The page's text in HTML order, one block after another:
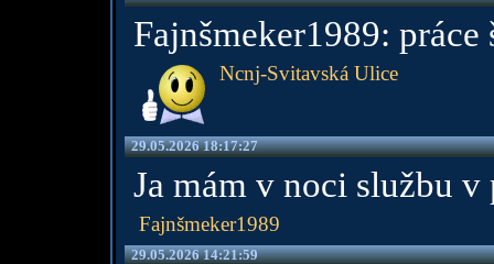
Fajnšmeker1989: práce
Ncnj-Svitavská Ulice
29.05.2026 18:17:27
Ja mám v noci službu v
Fajnšmeker1989
29.05.2026 14:21:59